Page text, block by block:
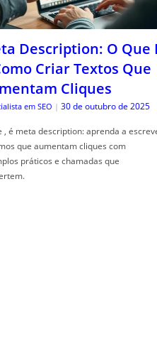
Description: O Que
Criar Textos Que
Cliques
em SEO | 30 de outubro de 2025
, é meta description: aprenda a
que aumentam cliques com
práticos e chamadas que